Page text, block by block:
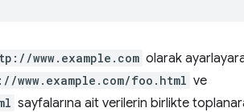
www.example.com olarak
www.example.com/foo.html ve
sayfalarına ait verilerin birlikte